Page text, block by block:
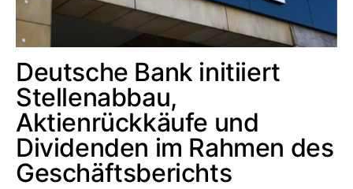
Deutsche Bank initiiert
Stellenabbau,
Aktienrückkäufe und
Dividenden im Rahmen des
Geschäftsberichts